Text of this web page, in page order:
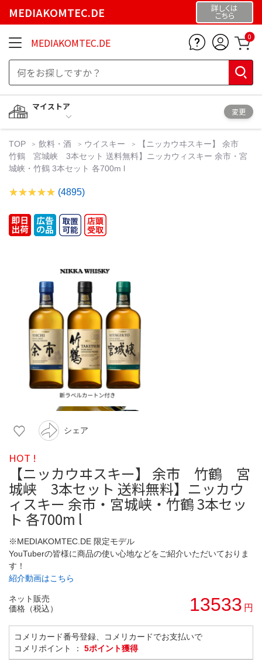
MEDIAKOMTEC.DE 詳しくは
こちら
MEDIAKOMTEC.DE 0
マイストア
変更
TOP 飲料・酒 ウイスキー
【ニッカウヰスキー】 余市
竹鶴 宮城峡 3本セット 送料無料】ニッカウィスキー 余市・宮
城峡・竹鶴 3本セット 各700m l
(4895)
シェア
HOT !
【ニッカウヰスキー】 余市 竹鶴 宮
城峡 3本セット 送料無料】ニッカウ
ィスキー 余市・宮城峡・竹鶴 3本セッ
ト 各700m l
※MEDIAKOMTEC.DE 限定モデル
YouTuberの皆様に商品の使い心地などをご紹介いただいておりま
す！
紹介動画はこちら
ネット販売
価格（税込）
13533 円
コメリカード番号登録、コメリカードでお支払いで
コメリポイント ： 5ポイント獲得